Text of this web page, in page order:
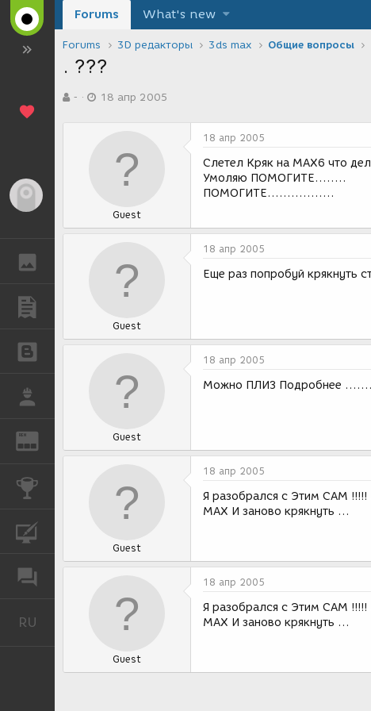
REN
КОНКУРСЫ
RU
Forums What's new
Forums 3D редакторы 3ds max Общие вопросы
. ???
в-
а
и
18 апр 2005
Guest
18 апр 2005
Слетел Кряк на МАХ6 что
Умоляю ПОМОГИТЕ........
ПОМОГИТЕ.................
Guest
18 апр 2005
Еще раз попробуй крякнуть
Guest
18 апр 2005
Можно ПЛИЗ Подробнее
Guest
18 апр 2005
Я разобрался с Этим САМ !!!!!
МАХ И заново крякнуть ...
Guest
18 апр 2005
Я разобрался с Этим САМ !!!!!
МАХ И заново крякнуть ...